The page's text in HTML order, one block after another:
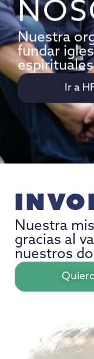
Nuestra
fundar
espirituales
Ir a
Nuestra
gracias al
nuestros